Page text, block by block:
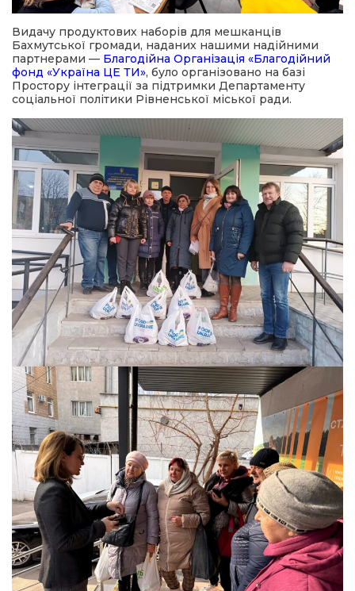
Видачу продуктових наборів для мешканців
Бахмутської громади, наданих нашими надійними
партнерами — Благодійна Організація «Благодійний
фонд «Україна ЦЕ ТИ», було організовано на базі
Простору інтеграції за підтримки Департаменту
соціальної політики Рівненської міської ради.